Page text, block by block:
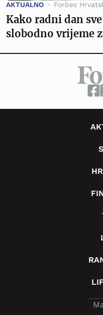
AKTUALNO Forbes
Kako radni dan
slobodno vrijeme